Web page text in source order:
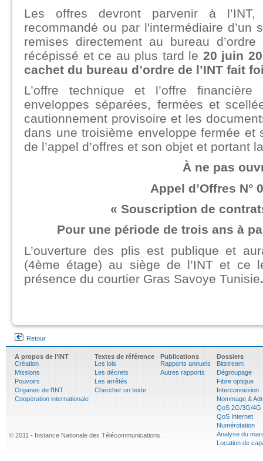
Les offres devront parvenir à
recommandé ou par l'intermédiaire d’un
remises directement au bureau
récépissé et ce au plus tard le 20 juin
cachet du bureau d’ordre de l’INT fait
L’offre technique et l’offre
enveloppes séparées, fermées et
cautionnement provisoire et les
dans une troisième enveloppe fermée et
de l’appel d’offres et son objet et portant
À ne pas
Appel d’Offres N°
« Souscription de
Pour une période de trois ans à
L’ouverture des plis est publique et
(4ème étage) au siège de l’INT et ce
présence du courtier Gras Savoye Tunisie.
Retour
A propos de l’INT
Création
Missions
Pouvoirs
Organes de l’INT
Coopération internationale
Textes de référence
Les lois
Les décrets
Les arrêtés
Chercher un texte
Publications
Rapports annuels
Autres rapports
Dossiers
Bitstream
Dégroupage
Fibre optique
Interconnexion
Nommage &
QoS 2G/3G/4G
QoS Internet
Numérotation
Analyse du
Location de
© 2011 - Instance Nationale des Télécommunications.